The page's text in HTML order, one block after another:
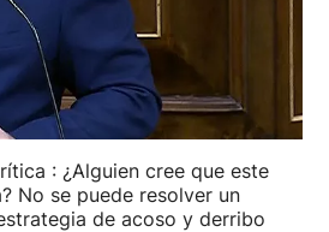
: ¿Alguien cree que este
No se puede resolver un
de acoso y derribo